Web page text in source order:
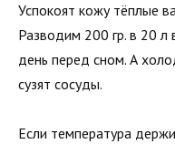
Успокоят кожу тёплые
Разводим 200 гр. в 20
день перед сном. А
сузят сосуды.
Если температура